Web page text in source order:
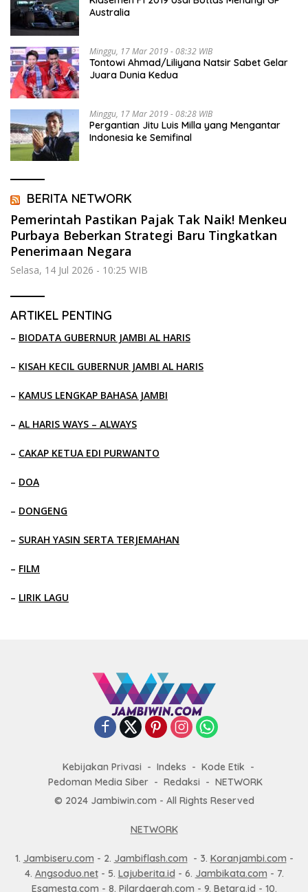
Australia
Minggu, 17 Mar 2019 - 08:32 WIB
Tontowi Ahmad/Liliyana Natsir Sabet Gelar
Juara Dunia Kedua
Minggu, 17 Mar 2019 - 08:28 WIB
Pergantian Jitu Luis Milla yang Mengantar
Indonesia ke Semifinal
BERITA NETWORK
Pemerintah Pastikan Pajak Tak Naik! Menkeu
Purbaya Beberkan Strategi Baru Tingkatkan
Penerimaan Negara
Selasa, 14 Jul 2026 - 10:25 WIB
ARTIKEL PENTING
– BIODATA GUBERNUR JAMBI AL HARIS
– KISAH KECIL GUBERNUR JAMBI AL HARIS
– KAMUS LENGKAP BAHASA JAMBI
– AL HARIS WAYS – ALWAYS
– CAKAP KETUA EDI PURWANTO
– DOA
– DONGENG
– SURAH YASIN SERTA TERJEMAHAN
– FILM
– LIRIK LAGU
Kebijakan Privasi Indeks
Kode Etik
Pedoman Media Siber
Redaksi
NETWORK
© 2024 Jambiwin.com - All Rights Reserved
NETWORK
1. Jambiseru.com - 2. Jambiflash.com - 3. Koranjambi.com -
4. Angsoduo.net- 5. Lajuberita.id - 6. Jambikata.com - 7.
Esamesta.com - 8. Pilardaerah.com - 9. Betara.id - 10.